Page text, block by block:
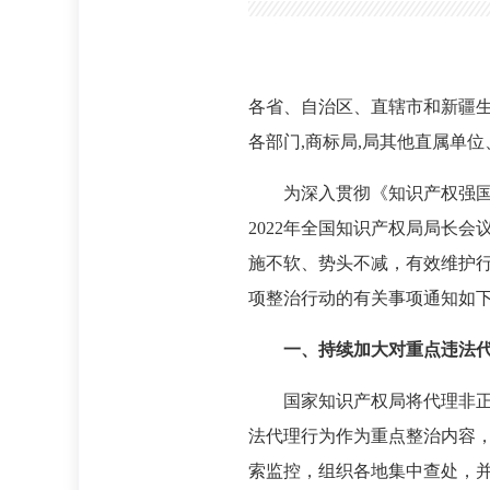
各省、自治区、直辖市和新疆
各部门,商标局,局其他直属单
为深入贯彻《知识产权强
2022年全国知识产权局局长会
施不软、势头不减，有效维护
项整治行动的有关事项通知如
一、持续加大对重点违法
国家知识产权局将代理非
法代理行为作为重点整治内容
索监控，组织各地集中查处，